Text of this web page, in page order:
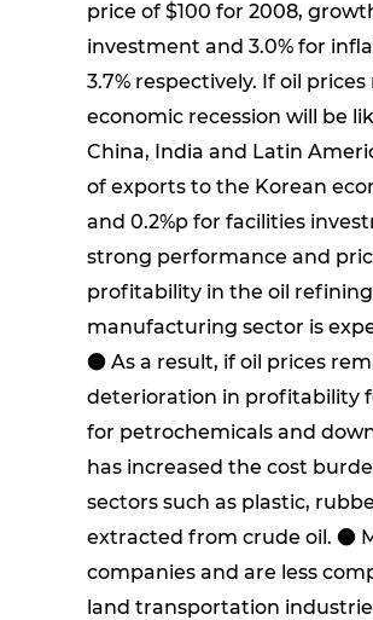
price of $100 for 2008,
investment and 3.0% for
3.7% respectively. If oil
economic recession will be
China, India and Latin
of exports to the Korean
and 0.2%p for facilities
strong performance and
profitability in the oil
manufacturing sector is
● As a result, if oil prices
deterioration in profitability
for petrochemicals and
has increased the cost
sectors such as plastic,
extracted from crude oil. ●
companies and are less
land transportation